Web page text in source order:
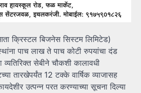
क्रिस्टल बिजनेस सिस्टम लिमिटेड)
पाच लाख ते पाच कोटी रुपयांचा दंड
सेबीने चौकशी कालावधी
तारखेपर्यंत 12 टक्के वार्षिक व्याजासह
उत्पन्न परत करण्याच्या सूचना दिल्या